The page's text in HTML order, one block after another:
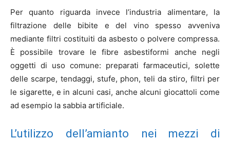
Per quanto riguarda invece l’industria alimentare, la
filtrazione delle bibite e del vino spesso avveniva
mediante filtri costituiti da asbesto o polvere compressa.
È possibile trovare le fibre asbestiformi anche negli
oggetti di uso comune: preparati farmaceutici, solette
delle scarpe, tendaggi, stufe, phon, teli da stiro, filtri per
le sigarette, e in alcuni casi, anche alcuni giocattoli come
ad esempio la sabbia artificiale.
L’utilizzo dell’amianto nei mezzi di